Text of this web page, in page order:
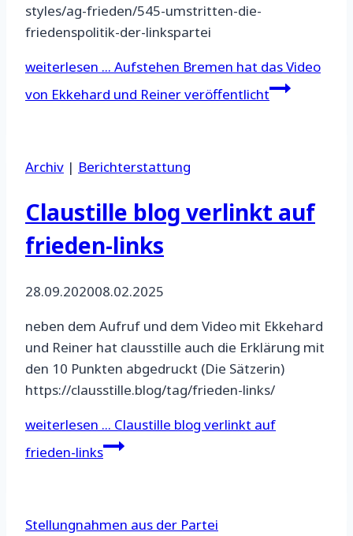
styles/ag-frieden/545-umstritten-die-
friedenspolitik-der-linkspartei
weiterlesen ... Aufstehen Bremen hat das Video
von Ekkehard und Reiner veröffentlicht
Archiv | Berichterstattung
Claustille blog verlinkt auf
frieden-links
28.09.202008.02.2025
neben dem Aufruf und dem Video mit Ekkehard
und Reiner hat clausstille auch die Erklärung mit
den 10 Punkten abgedruckt (Die Sätzerin)
https://clausstille.blog/tag/frieden-links/
weiterlesen ... Claustille blog verlinkt auf
frieden-links
Stellungnahmen aus der Partei